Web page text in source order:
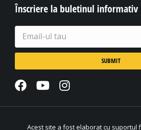
Înscriere la buletinul informativ
Acest site a fost elaborat cu suportul